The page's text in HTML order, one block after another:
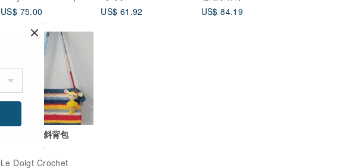
US$ 75.00
US$ 61.92
US$ 84.19
色彩鮮豔的斜背包
Le Doigt Crochet